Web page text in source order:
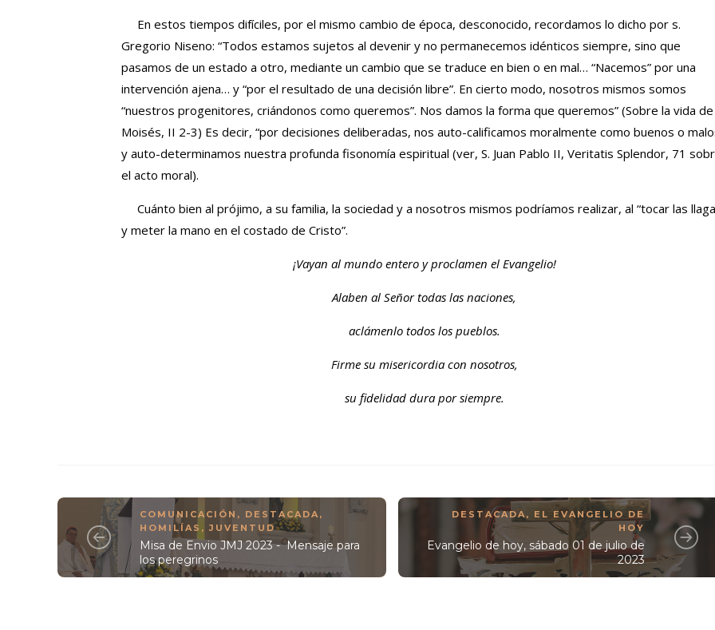
En estos tiempos difíciles, por el mismo cambio de época, desconocido, recordamos lo dicho por s.
Gregorio Niseno: “Todos estamos sujetos al devenir y no permanecemos idénticos siempre, sino que
pasamos de un estado a otro, mediante un cambio que se traduce en bien o en mal… “Nacemos” por una
intervención ajena… y “por el resultado de una decisión libre”. En cierto modo, nosotros mismos somos
“nuestros progenitores, criándonos como queremos”. Nos damos la forma que queremos” (Sobre la vida de
Moisés, II 2-3) Es decir, “por decisiones deliberadas, nos auto-calificamos moralmente como buenos o
y auto-determinamos nuestra profunda fisonomía espiritual (ver, S. Juan Pablo II, Veritatis Splendor, 71
el acto moral).
Cuánto bien al prójimo, a su familia, la sociedad y a nosotros mismos podríamos realizar, al “tocar las
y meter la mano en el costado de Cristo”.
¡Vayan al mundo entero y proclamen el Evangelio!
Alaben al Señor todas las naciones,
aclámenlo todos los pueblos.
Firme su misericordia con nosotros,
su fidelidad dura por siempre.
COMUNICACIÓN , DESTACADA,
HOMILÍAS ,JUVENTUD
Misa de Envio JMJ 2023 - Mensaje para
los peregrinos
DESTACADA, EL EVANGELIO DE
HOY
Evangelio de hoy, sábado 01 de julio de
2023